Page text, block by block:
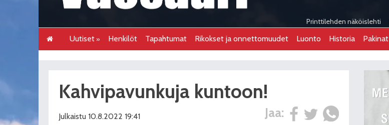
Printtilehden näköislehti
Uutiset Henkilöt Tapahtumat Rikokset ja onnettomuudet Luonto Historia Pakinat
Kahvipavunkuja kuntoon!
Jaa:
Julkaistu 10.8.2022 19:41